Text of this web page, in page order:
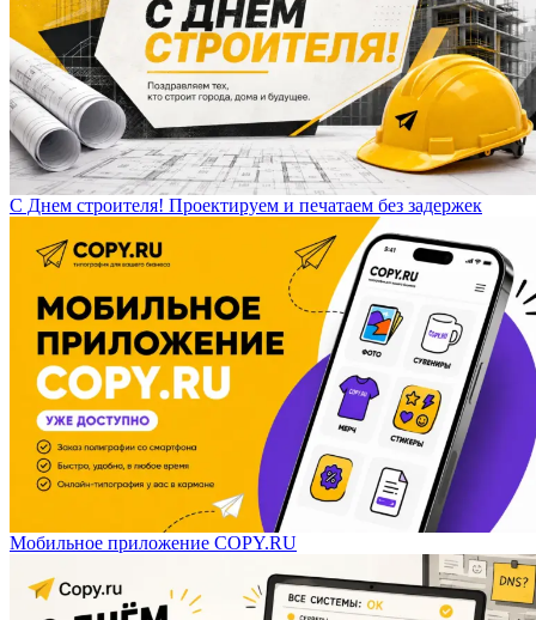
С Днем строителя! Проектируем и печатаем без задержек
Мобильное приложение COPY.RU